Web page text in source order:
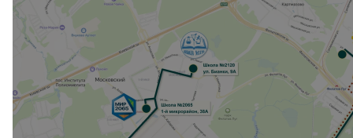
на Госуслугах.
Внутри жилого комплекса также запланированы
школа и детский сад, которые откроются сразу
после сдачи второй очереди.
Ближайшие детские сады расположены в 10
минутах езды на машине, вблизи метро Филатов